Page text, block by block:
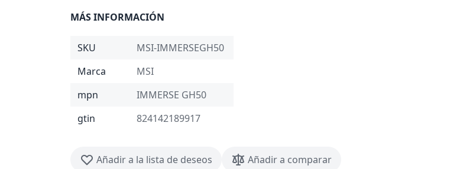
MÁS INFORMACIÓN
SKU
MSI-IMMERSEGH50
Marca
MSI
mpn
IMMERSE GH50
gtin
824142189917
Añadir a la lista de deseos Añadir a comparar